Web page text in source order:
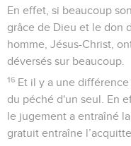
En effet, si beaucoup
grâce de Dieu et le don
homme, Jésus-Christ,
déversés sur beaucoup.
16 Et il y a une
du péché d'un seul. En
le jugement a entraîné
gratuit entraîne